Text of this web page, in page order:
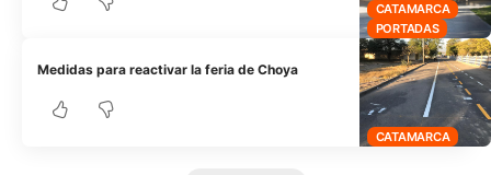
CATAMARCA
PORTADAS
CATAMARCA
Medidas para reactivar la feria de Choya